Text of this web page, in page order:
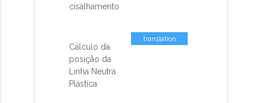
cisalhamento
Cálculo da
posição da
Linha Neutra
Plástica
translation